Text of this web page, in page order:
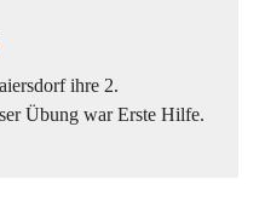
ihre 2.
Übung war Erste Hilfe.